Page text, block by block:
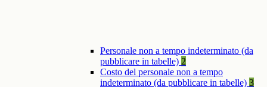
Personale non a tempo indeterminato (da
pubblicare in tabelle) 2
Costo del personale non a tempo
indeterminato (da pubblicare in tabelle) 3